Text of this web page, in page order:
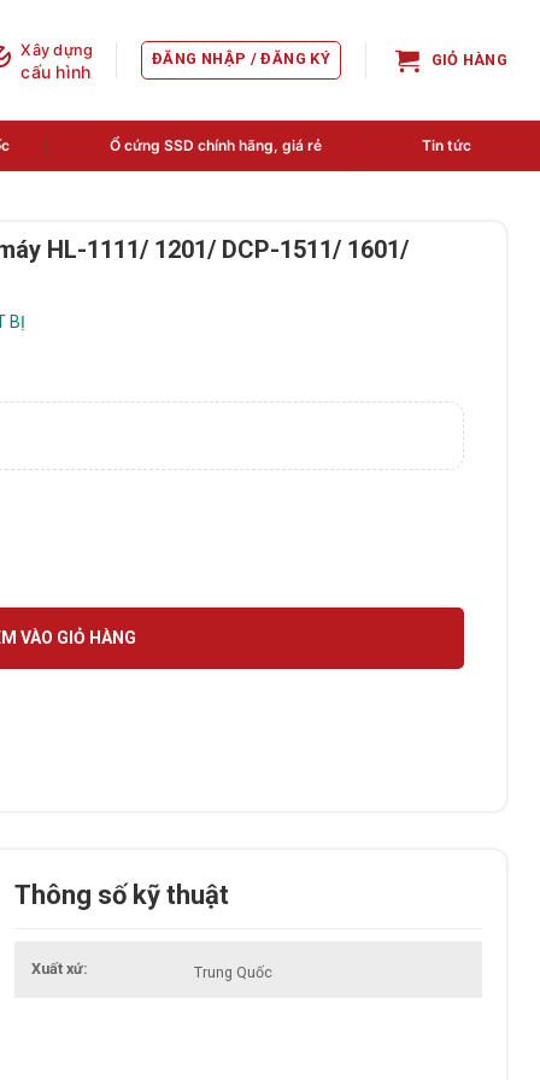
Xây dựng
cấu hình
ĐĂNG NHẬP / ĐĂNG KÝ GIỎ HÀNG
Ổ cứng SSD chính hãng, giá rẻ Tin tức
HL-1111/ 1201/ DCP-1511/ 1601/
BỊ
1201/ DCP-1511/ 1601/ MFC-1916nw số lượng
VÀO GIỎ HÀNG
Thông số kỹ thuật
Xuất xứ Trung Quốc